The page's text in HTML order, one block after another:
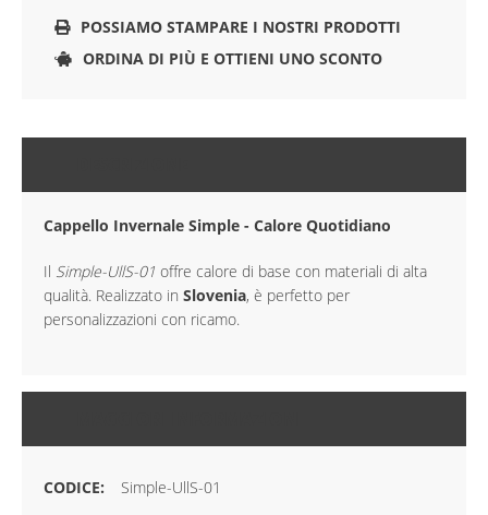
POSSIAMO STAMPARE I NOSTRI PRODOTTI
ORDINA DI PIÙ E OTTIENI UNO SCONTO
Cappello Invernale Simple - Calore Quotidiano
Il Simple-UllS-01 offre calore di base con materiali di alta
qualità. Realizzato in Slovenia, è perfetto per
personalizzazioni con ricamo.
Simple-UllS-01